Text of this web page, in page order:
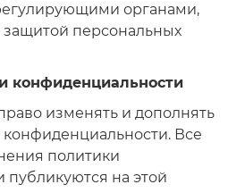
органами,
персональных
конфиденциальности
изменять и дополнять
Все
политики
на этой